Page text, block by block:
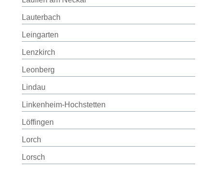
Lauterbach
Leingarten
Lenzkirch
Leonberg
Lindau
Linkenheim-Hochstetten
Löffingen
Lorch
Lorsch